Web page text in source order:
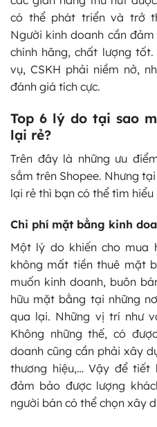
có thể phát triển và trở
Người kinh doanh cần
chính hãng, chất lượng
vụ, CSKH phải niềm nở,
đánh giá tích cực.
Top 6 lý do tại sao
lại rẻ?
Trên đây là những ưu
sắm trên Shopee. Nhưng
lại rẻ thì bạn có thể tìm
Chi phí mặt bằng kinh
Một lý do khiến cho mua
không mất tiền thuê mặt
muốn kinh doanh, buôn
hữu mặt bằng tại những
qua lại. Những vị trí như
Không những thế, có
doanh cũng cần phải xây
thương hiệu,… Vậy để
đảm bảo được lượng
người bán có thể chọn xây